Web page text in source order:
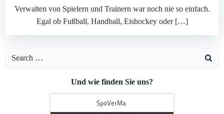
Verwalten von Spielern und Trainern war noch nie so einfach.
Egal ob Fußball, Handball, Eishockey oder […]
Search
Und wie finden Sie uns?